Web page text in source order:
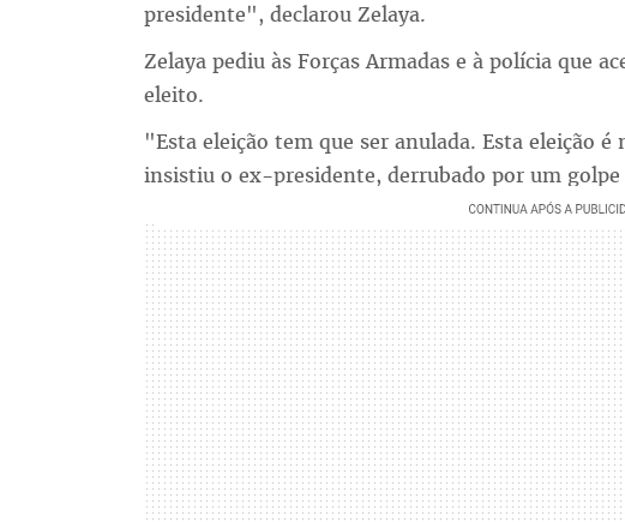
presidente", declarou Zelaya.
Zelaya pediu às Forças Armadas e à polícia que
eleito.
"Esta eleição tem que ser anulada. Esta eleição
insistiu o ex-presidente, derrubado por um golpe